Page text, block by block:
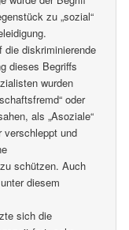
zu „sozial“
die diskriminierende
dieses Begriffs
wurden
oder
als „Asoziale“
verschleppt und
schützen. Auch
diesem
sich die